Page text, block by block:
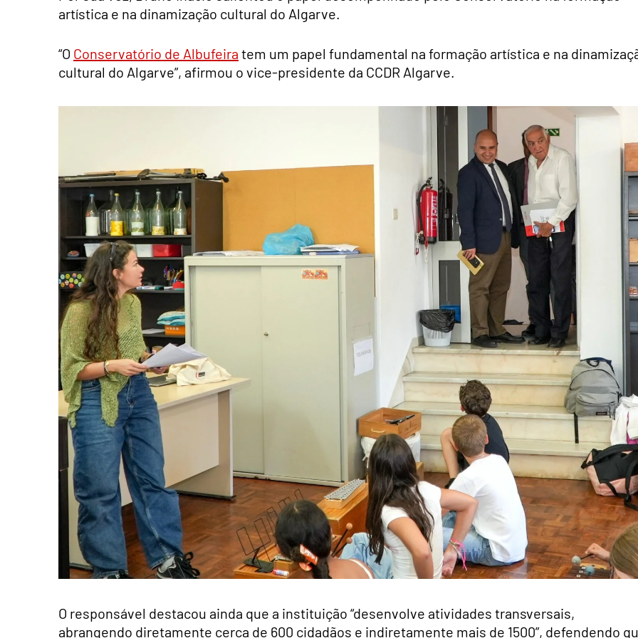
artística e na dinamização cultural do Algarve.
“O Conservatório de Albufeira tem um papel fundamental na formação artística e na
cultural do Algarve”, afirmou o vice-presidente da CCDR Algarve.
O responsável destacou ainda que a instituição “desenvolve atividades transversais,
abrangendo diretamente cerca de 600 cidadãos e indiretamente mais de 1500”, defendendo